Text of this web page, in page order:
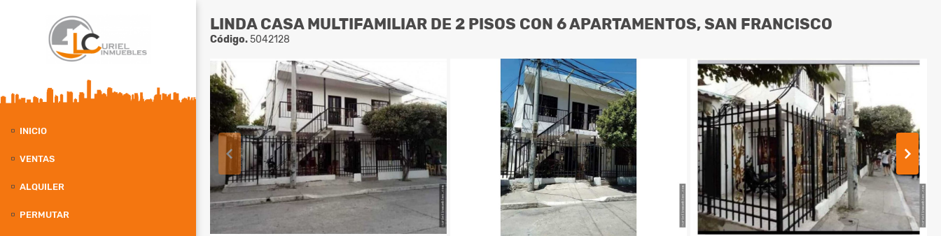
INICIO
VENTAS
ALQUILER
PERMUTAR
LINDA CASA MULTIFAMILIAR DE 2 PISOS CON 6 APARTAMENTOS, SAN FRANCISCO
Código.5042128